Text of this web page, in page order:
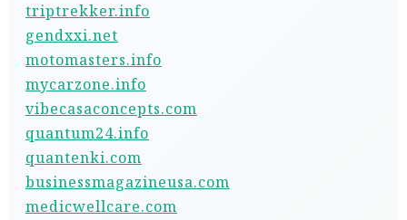
triptrekker.info
gendxxi.net
motomasters.info
mycarzone.info
vibecasaconcepts.com
quantum24.info
quantenki.com
businessmagazineusa.com
medicwellcare.com